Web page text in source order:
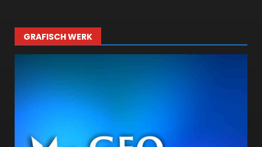
GRAFISCH WERK